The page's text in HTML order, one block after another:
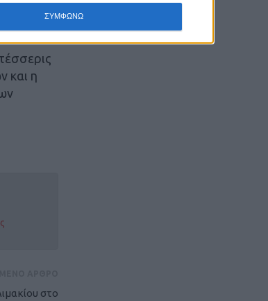
ΣΥΜΦΩΝΩ
οποίο
και η
στο